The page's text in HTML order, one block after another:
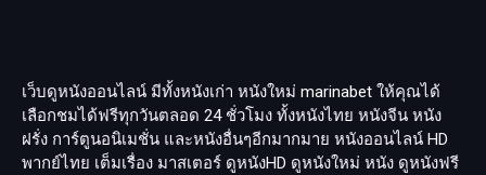
เว็บดูหนังออนไลน์ มีทั้งหนังเก่า หนังใหม่ marinabet ให้คุณได้
เลือกชมได้ฟรีทุกวันตลอด 24 ชั่วโมง ทั้งหนังไทย หนังจีน หนัง
ฝรั่ง การ์ตูนอนิเมชั่น และหนังอื่นๆอีกมากมาย หนังออนไลน์ HD
พากย์ไทย เต็มเรื่อง มาสเตอร์ ดูหนังHD ดูหนังใหม่ หนัง ดูหนังฟรี